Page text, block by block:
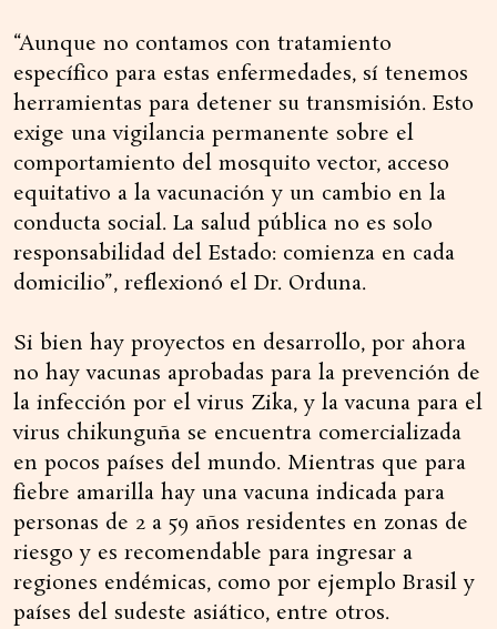
“Aunque no contamos con tratamiento
específico para estas enfermedades, sí tenemos
herramientas para detener su transmisión. Esto
exige una vigilancia permanente sobre el
comportamiento del mosquito vector, acceso
equitativo a la vacunación y un cambio en la
conducta social. La salud pública no es solo
responsabilidad del Estado: comienza en cada
domicilio”, reflexionó el Dr. Orduna.
Si bien hay proyectos en desarrollo, por ahora
no hay vacunas aprobadas para la prevención de
la infección por el virus Zika, y la vacuna para el
virus chikunguña se encuentra comercializada
en pocos países del mundo. Mientras que para
fiebre amarilla hay una vacuna indicada para
personas de 2 a 59 años residentes en zonas de
riesgo y es recomendable para ingresar a
regiones endémicas, como por ejemplo Brasil y
países del sudeste asiático, entre otros.